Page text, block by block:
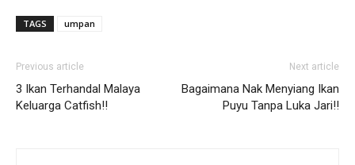
TAGS umpan
Previous article
3 Ikan Terhandal Malaya
Keluarga Catfish!!
Next article
Bagaimana Nak Menyiang Ikan
Puyu Tanpa Luka Jari!!